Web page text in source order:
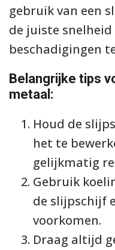
gebruik van een
de juiste
beschadigingen
Belangrijke tips
metaal:
Houd de
het te
gelijkmatig
Gebruik
de slijpschijf
voorkomen.
Draag altijd